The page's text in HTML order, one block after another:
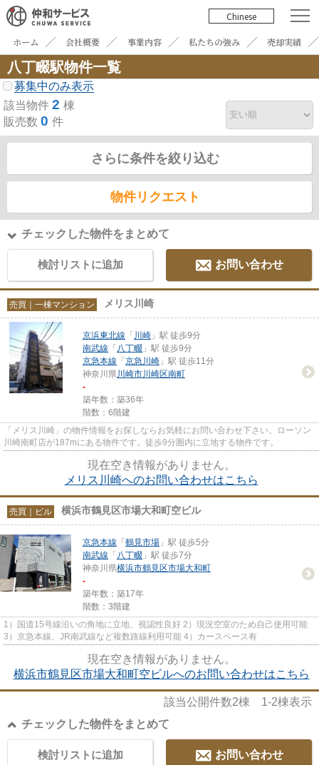
Chinese
ホーム 会社概要 事業内容 私たちの強み 売却実績
八丁畷駅物件一覧
募集中のみ表示
該当物件 2 棟
販売数 0 件
さらに条件を絞り込む
物件リクエスト
チェックした物件をまとめて
検討リストに追加 お問い合わせ
売買｜一棟マンション メリス川崎
京浜東北線 「 川崎 」駅 徒歩9分
南武線 「 八丁畷 」駅 徒歩9分
京急本線 「 京急川崎 」駅 徒歩11分
神奈川県川崎市川崎区南町
-
築年数：築36年
階数：6階建
「メリス川崎」の物件情報をお探しならお気軽にお問い合わせ下さい。ローソン
川崎南町店が187mにある物件です。徒歩9分圏内に立地する物件です。
現在空き情報がありません。
メリス川崎へのお問い合わせはこちら
売買｜ビル 横浜市鶴見区市場大和町空ビル
京急本線 「 鶴見市場 」駅 徒歩5分
南武線 「 八丁畷 」駅 徒歩7分
神奈川県横浜市鶴見区市場大和町
-
築年数：築17年
階数：3階建
1）国道15号線沿いの角地に立地、視認性良好 2）現況空室のため自己使用可能
3）京急本線、JR南武線など複数路線利用可能 4）カースペース有
現在空き情報がありません。
横浜市鶴見区市場大和町空ビルへのお問い合わせはこちら
該当公開件数2棟 1-2棟表示
チェックした物件をまとめて
お問い合わせ
検討リストに追加